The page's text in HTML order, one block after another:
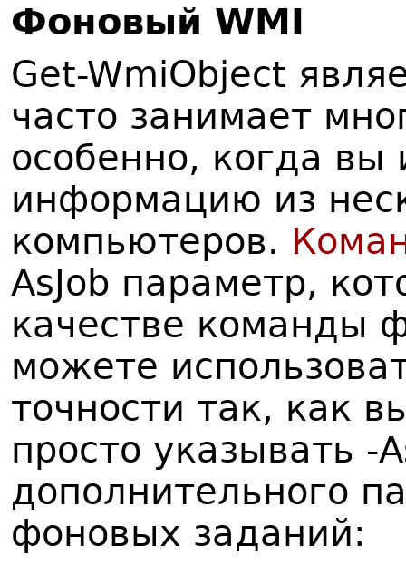
Фоновый WMI
Get-WmiObject
часто занимает
особенно, когда вы
информацию из
компьютеров.
AsJob параметр,
качестве команды
можете
точности так, как
просто указывать -
дополнительного
фоновых заданий: